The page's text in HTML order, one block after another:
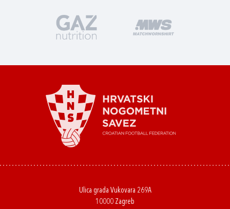
Ulica grada Vukovara 269A
10000 Zagreb